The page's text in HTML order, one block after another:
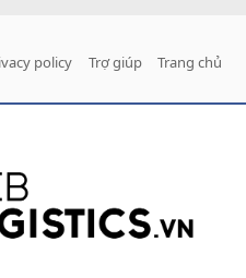
policy Trợ giúp Trang chủ